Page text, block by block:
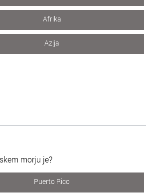
Afrika
Azija
morju je?
Puerto Rico